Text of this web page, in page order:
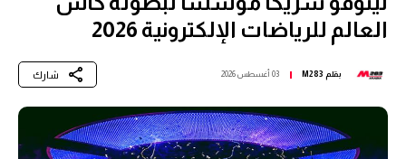
العالم للرياضات الإلكترونية 2026
بقلم M283 03 أغسطس 2026 شارك